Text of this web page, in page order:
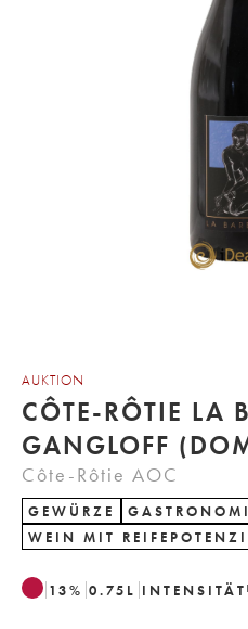
AUKTION
CÔTE-RÔTIE LA
Côte-Rôtie AOC
GEWÜRZE
WEIN MIT
13% 0.75 L INTENSITÄT